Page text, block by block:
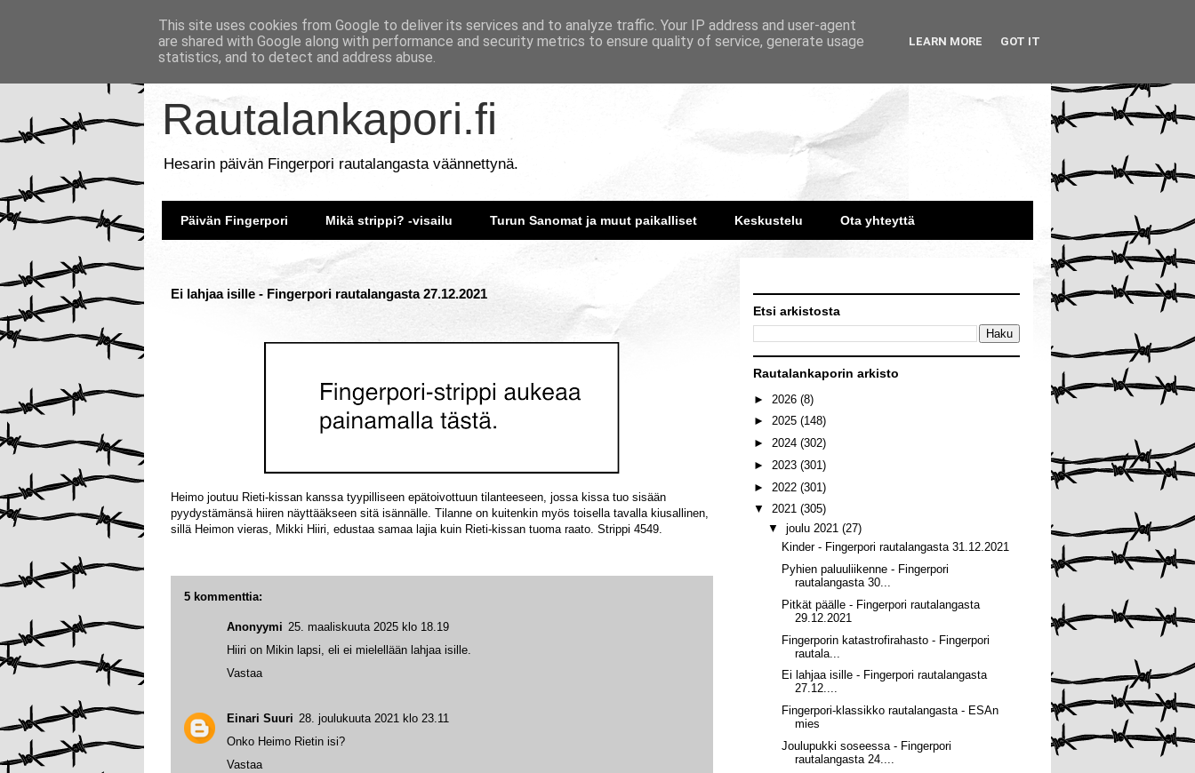
Rautalankapori.fi
Hesarin päivän Fingerpori rautalangasta väännettynä.
Päivän Fingerpori Mikä strippi? -visailu Turun Sanomat ja muut paikalliset Keskustelu Ota yhteyttä
Ei lahjaa isille - Fingerpori rautalangasta 27.12.2021
Heimo joutuu Rieti-kissan kanssa tyypilliseen epätoivottuun tilanteeseen, jossa kissa tuo sisään
pyydystämänsä hiiren näyttääkseen sitä isännälle. Tilanne on kuitenkin myös toisella tavalla kiusallinen,
sillä Heimon vieras, Mikki Hiiri, edustaa samaa lajia kuin Rieti-kissan tuoma raato. Strippi 4549.
5 kommenttia:
Einari Suuri 28. joulukuuta 2021 klo 23.11
Onko Heimo Rietin isi?
Vastaa
Anonyymi 25. maaliskuuta 2025 klo 18.19
Hiiri on Mikin lapsi, eli ei mielellään lahjaa isille.
Vastaa
Etsi arkistosta
Rautalankaporin arkisto
► 2026 (8)
► 2025 (148)
► 2024 (302)
► 2023 (301)
► 2022 (301)
▼ 2021 (305)
▼ joulu 2021 (27)
Kinder - Fingerpori rautalangasta 31.12.2021
Pyhien paluuliikenne - Fingerpori
rautalangasta 30...
Pitkät päälle - Fingerpori rautalangasta
29.12.2021
Fingerporin katastrofirahasto - Fingerpori
rautala...
Ei lahjaa isille - Fingerpori rautalangasta
27.12....
Fingerpori-klassikko rautalangasta - ESAn
mies
Joulupukki soseessa - Fingerpori
rautalangasta 24....
This site uses cookies from Google to deliver its services and to analyze traffic. Your IP address and user-agent
are shared with Google along with performance and security metrics to ensure quality of service, generate usage
statistics, and to detect and address abuse.
LEARN MORE GOT IT